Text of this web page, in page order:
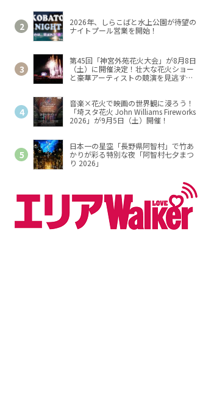
2026年、しらこばと水上公園が待望の
ナイトプール営業を開始！
第45回「神宮外苑花火大会」が8月8日
（土）に開催決定！壮大な花火ショー
と豪華アーティストの競演を見逃す
音楽×花火で映画の世界観に浸ろう！
「埼スタ花火 John Williams Fireworks
2026」が9月5日（土）開催！
日本一の星空「長野県阿智村」で竹あ
かりが彩る特別な夜「阿智村七夕まつ
り 2026」